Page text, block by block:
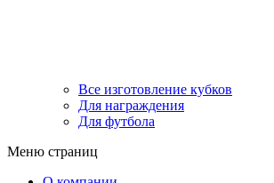
Все изготовление кубков
Для награждения
Для футбола
Меню страниц